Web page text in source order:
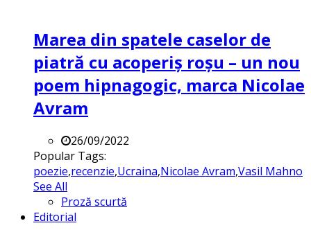
Marea din spatele caselor de
piatră cu acoperiș roșu – un nou
poem hipnagogic, marca Nicolae
Avram
26/09/2022
Popular Tags:
poezie,recenzie,Ucraina,Nicolae Avram,Vasil Mahno
See All
Proză scurtă
Editorial